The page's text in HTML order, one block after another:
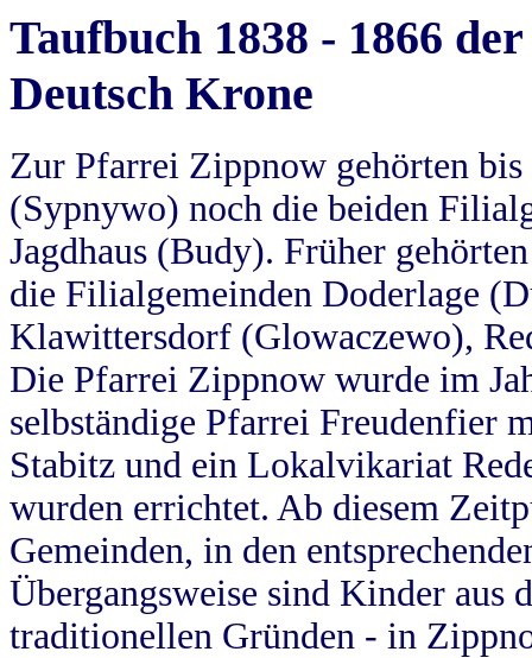
Taufbuch 1838 - 1866
Deutsch Krone
Zur Pfarrei Zippnow gehörten
(Sypnywo) noch die beiden
Jagdhaus (Budy). Früher
die Filialgemeinden Doderlage
Klawittersdorf (Glowaczewo),
Die Pfarrei Zippnow wurde im
selbständige Pfarrei Freudenfier
Stabitz und ein Lokalvikariat
wurden errichtet. Ab diesem
Gemeinden, in den
Übergangsweise sind Kinder aus
traditionellen Gründen - in